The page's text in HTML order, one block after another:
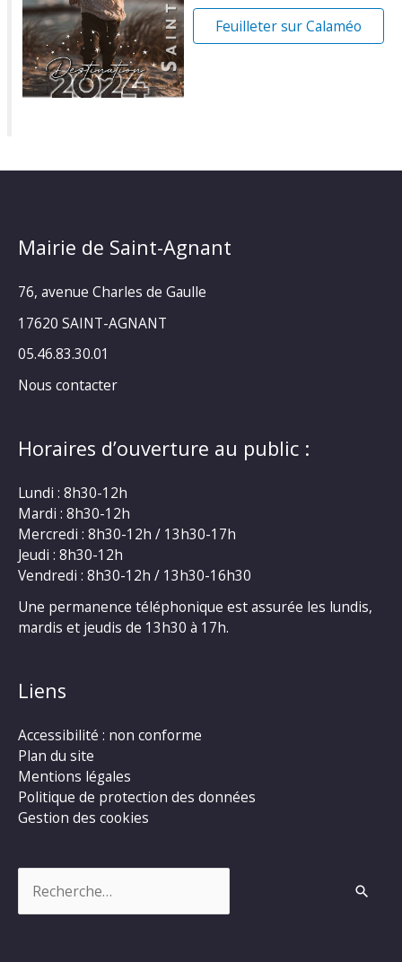
Feuilleter sur Calaméo
Mairie de Saint-Agnant
76, avenue Charles de Gaulle
17620 SAINT-AGNANT
05.46.83.30.01
Nous contacter
Horaires d’ouverture au public :
Lundi : 8h30-12h
Mardi : 8h30-12h
Mercredi : 8h30-12h / 13h30-17h
Jeudi : 8h30-12h
Vendredi : 8h30-12h / 13h30-16h30
Une permanence téléphonique est assurée les lundis,
mardis et jeudis de 13h30 à 17h.
Liens
Accessibilité : non conforme
Plan du site
Mentions légales
Politique de protection des données
Gestion des cookies